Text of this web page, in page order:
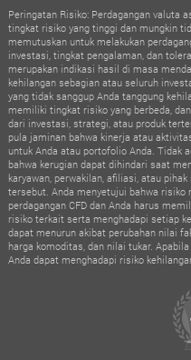
Peringatan Risiko: Perdagangan valuta
tingkat risiko yang tinggi dan mungkin
memutuskan untuk melakukan
investasi, tingkat pengalaman, dan
merupakan indikasi hasil di masa
kehilangan sebagian atau seluruh
yang tidak sanggup Anda tanggung
memiliki tingkat risiko yang berbeda,
dari investasi, strategi, atau produk
pula jaminan bahwa kinerja atau
untuk Anda atau portofolio Anda. Tidak
bahwa kerugian dapat dihindari saat
karyawan, perwakilan, afiliasi, atau
tersebut. Anda menyetujui bahwa risiko
perdagangan CFD dan Anda harus
risiko terkait serta menghadapi setiap
dapat menurun akibat perubahan nilai
harga komoditas, dan nilai tukar.
Anda dapat menghadapi risiko